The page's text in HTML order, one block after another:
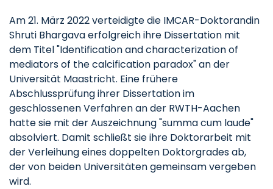
Am 21. März 2022 verteidigte die IMCAR-Doktorandin
Shruti Bhargava erfolgreich ihre Dissertation mit
dem Titel "Identification and characterization of
mediators of the calcification paradox" an der
Universität Maastricht. Eine frühere
Abschlussprüfung ihrer Dissertation im
geschlossenen Verfahren an der RWTH-Aachen
hatte sie mit der Auszeichnung "summa cum laude"
absolviert. Damit schließt sie ihre Doktorarbeit mit
der Verleihung eines doppelten Doktorgrades ab,
der von beiden Universitäten gemeinsam vergeben
wird.